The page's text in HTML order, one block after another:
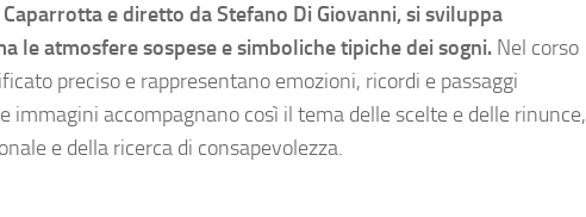
e diretto da Stefano Di Giovanni, si sviluppa
le atmosfere sospese e simboliche tipiche dei sogni. Nel corso
preciso e rappresentano emozioni, ricordi e passaggi
accompagnano così il tema delle scelte e delle rinunce,
e della ricerca di consapevolezza.